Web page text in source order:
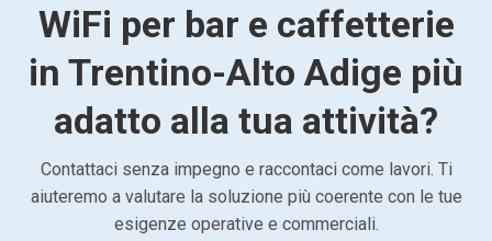
WiFi per bar e caffetterie
in Trentino-Alto Adige più
adatto alla tua attività?
Contattaci senza impegno e raccontaci come lavori. Ti
aiuteremo a valutare la soluzione più coerente con le tue
esigenze operative e commerciali.